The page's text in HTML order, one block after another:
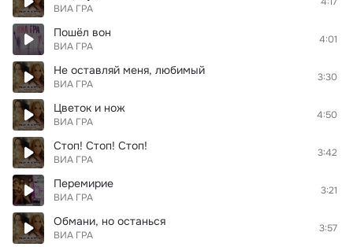
ВИА ГРА
Пошёл вон
ВИА ГРА
4:01
Не оставляй меня, любимый
ВИА ГРА
3:30
Цветок и нож
ВИА ГРА
4:50
Стоп! Стоп! Стоп!
ВИА ГРА
3:42
Перемирие
ВИА ГРА
3:21
Обмани, но останься
ВИА ГРА
3:57